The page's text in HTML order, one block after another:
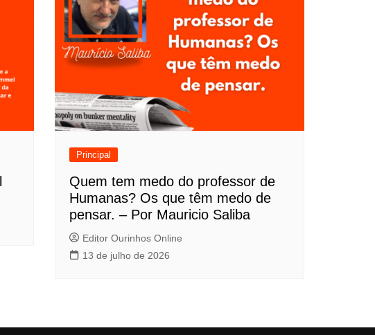
Principal
Quem tem medo do professor de
Humanas? Os que têm medo de
pensar. – Por Mauricio Saliba
Editor Ourinhos Online
13 de julho de 2026